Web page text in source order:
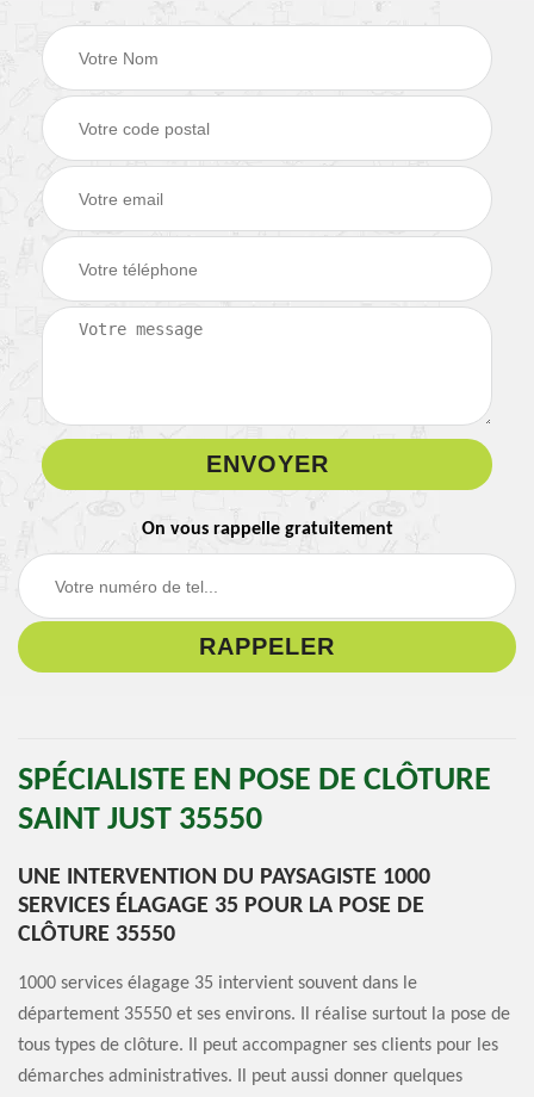
On vous rappelle gratuitement
SPÉCIALISTE EN POSE DE CLÔTURE
SAINT JUST 35550
UNE INTERVENTION DU PAYSAGISTE 1000
SERVICES ÉLAGAGE 35 POUR LA POSE DE
CLÔTURE 35550
1000 services élagage 35 intervient souvent dans le
département 35550 et ses environs. Il réalise surtout la pose de
tous types de clôture. Il peut accompagner ses clients pour les
démarches administratives. Il peut aussi donner quelques